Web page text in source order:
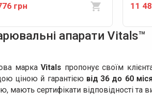
грн 11
апарати Vitals™
маркаVitals пропонує своїм
ціною й гарантією від 36 до 60
мають сертифікати відповідності та